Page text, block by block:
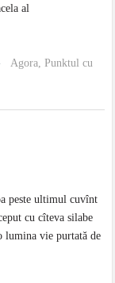
al
· Agora,Punktul cu
peste ultimul cuvînt
cu cîteva silabe
lumina vie purtată de